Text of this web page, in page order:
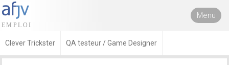
Menu
Clever Trickster QA testeur / Game Designer